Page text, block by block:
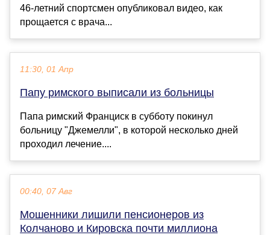
46-летний спортсмен опубликовал видео, как
прощается с врача...
11:30, 01 Апр
Папу римского выписали из больницы
Папа римский Франциск в субботу покинул
больницу "Джемелли", в которой несколько дней
проходил лечение....
00:40, 07 Авг
Мошенники лишили пенсионеров из
Колчаново и Кировска почти миллиона